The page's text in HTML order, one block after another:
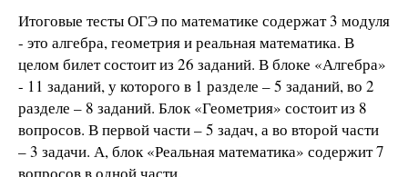
Итоговые тесты ОГЭ по математике содержат 3 модуля
- это алгебра, геометрия и реальная математика. В
целом билет состоит из 26 заданий. В блоке «Алгебра»
- 11 заданий, у которого в 1 разделе – 5 заданий, во 2
разделе – 8 заданий. Блок «Геометрия» состоит из 8
вопросов. В первой части – 5 задач, а во второй части
– 3 задачи. А, блок «Реальная математика» содержит 7